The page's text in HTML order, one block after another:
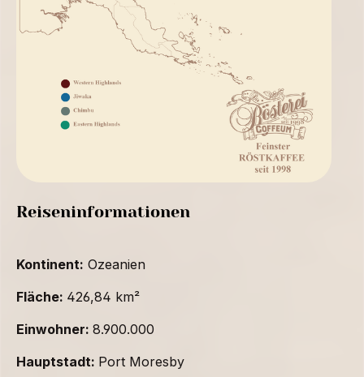
Reiseninformationen
Kontinent: Ozeanien
Fläche: 426,84 km²
Einwohner: 8.900.000
Hauptstadt: Port Moresby